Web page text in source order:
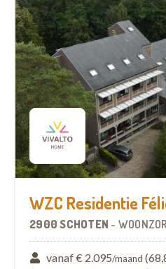
WZC Residentie
2900 SCHOTEN -
vanaf € 2.095/maand